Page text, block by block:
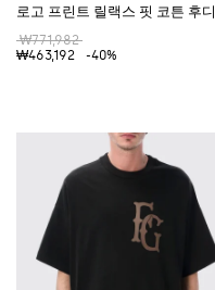
로고 프린트 릴랙스 핏 코튼 후디
₩771,982
₩463,192
-40%